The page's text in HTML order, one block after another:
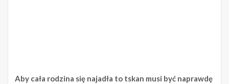
Aby cała rodzina się najadła to tskan musi być naprawdę